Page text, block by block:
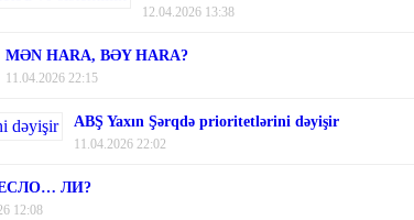
12.04.2026 13:38
MƏN HARA, BƏY HARA?
11.04.2026 22:15
ABŞ Yaxın Şərqdə prioritetlərini dəyişir
11.04.2026 22:02
ЛИ?
12:08